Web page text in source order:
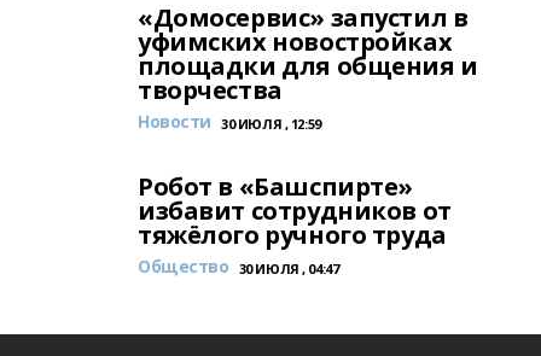
«Домосервис» запустил в
уфимских новостройках
площадки для общения и
творчества
Новости 30 ИЮЛЯ , 12:59
Робот в «Башспирте»
избавит сотрудников от
тяжёлого ручного труда
Общество 30 ИЮЛЯ , 04:47